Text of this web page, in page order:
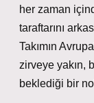
her zaman
taraftarını
Takımın
zirveye yakın,
beklediği bir